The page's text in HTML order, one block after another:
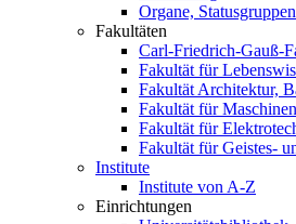
Organe,
Fakultäten
Carl-Friedrich-Gauß-
Fakultät für
Fakultät Architektur,
Fakultät für
Fakultät für
Fakultät für Geistes-
Institute
Institute von A-Z
Einrichtungen